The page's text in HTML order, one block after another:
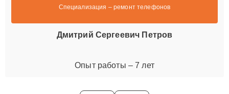
Специализация – ремонт телефонов
Дмитрий Сергеевич Петров
Опыт работы – 7 лет